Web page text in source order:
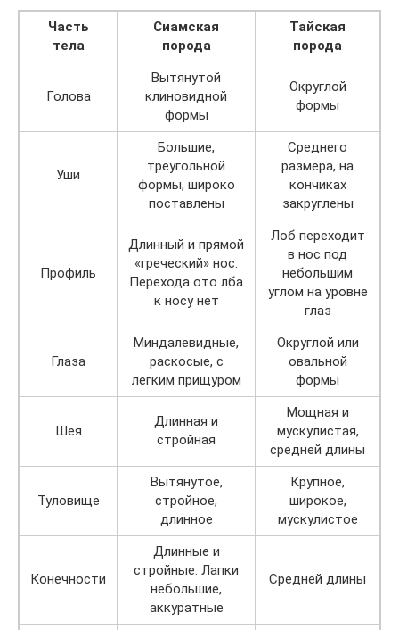
Часть
тела
Сиамская
порода
Тайская
порода
Голова
Вытянутой
клиновидной
формы
Округлой
формы
Уши
Большие,
треугольной
формы, широко
поставлены
Среднего
размера, на
кончиках
закруглены
Профиль
Длинный и прямой
«греческий» нос.
Перехода ото лба
к носу нет
Лоб переходит
в нос под
небольшим
углом на уровне
глаз
Глаза
Миндалевидные,
раскосые, с
легким прищуром
Округлой или
овальной
формы
Шея
Длинная и
стройная
Мощная и
мускулистая,
средней длины
Туловище
Вытянутое,
стройное,
длинное
Крупное,
широкое,
мускулистое
Конечности
Длинные и
стройные. Лапки
небольшие,
аккуратные
Средней длины